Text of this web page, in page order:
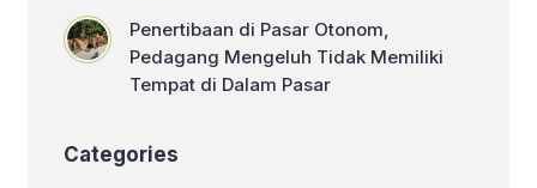
Penertibaan di Pasar Otonom,
Pedagang Mengeluh Tidak Memiliki
Tempat di Dalam Pasar
Categories